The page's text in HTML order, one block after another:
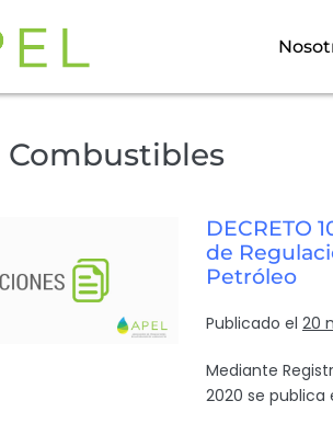
Combustibles
DECRETO
de
Petróleo
Publicado el 20
Mediante
2020 se publica